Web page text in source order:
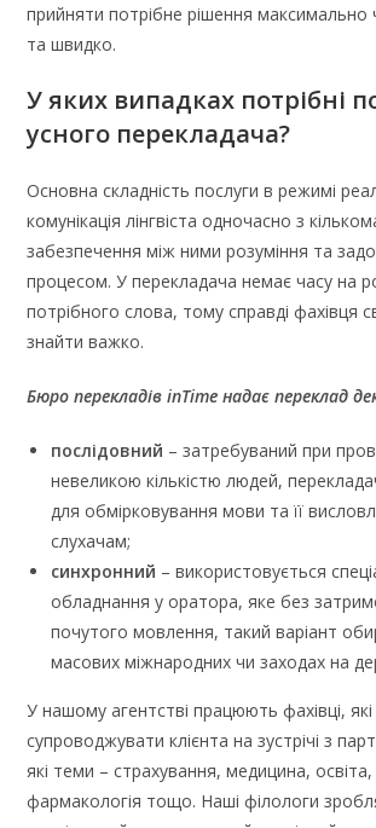
прийняти потрібне рішення максимально
та швидко.
У яких випадках потрібні
усного перекладача?
Основна складність послуги в режимі
комунікація лінгвіста одночасно з
забезпечення між ними розуміння та
процесом. У перекладача немає часу на
потрібного слова, тому справді фахівця
знайти важко.
Бюро перекладів inTime надає переклад
послідовний – затребуваний при
невеликою кількістю людей,
для обмірковування мови та її
слухачам;
синхронний – використовується
обладнання у оратора, яке без
почутого мовлення, такий варіант
масових міжнародних чи заходах на
У нашому агентстві працюють фахівці,
супроводжувати клієнта на зустрічі з
які теми – страхування, медицина,
фармакологія тощо. Наші філологи